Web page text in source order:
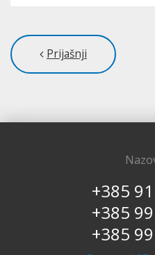
Prijašnji
+385
+385
+385